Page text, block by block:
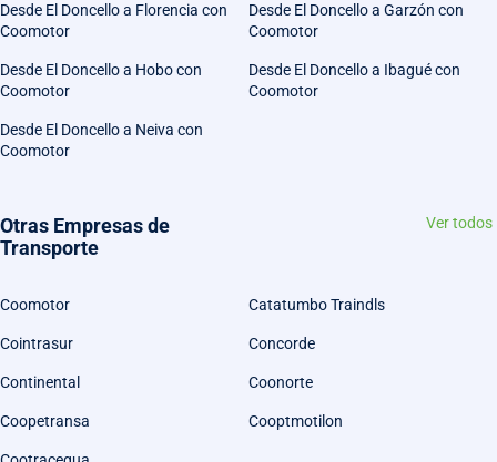
Desde El Doncello a Florencia con
Coomotor
Desde El Doncello a Garzón con
Coomotor
Desde El Doncello a Hobo con
Coomotor
Desde El Doncello a Ibagué con
Coomotor
Desde El Doncello a Neiva con
Coomotor
Otras Empresas de
Transporte
Ver todos
Coomotor Catatumbo Traindls
Cointrasur Concorde
Continental Coonorte
Coopetransa Cooptmotilon